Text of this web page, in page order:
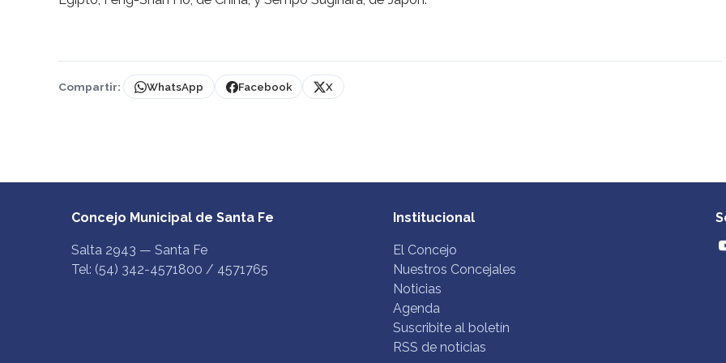
Compartir: WhatsApp Facebook X
Concejo Municipal de Santa Fe
Salta 2943 — Santa Fe
Tel: (54) 342-4571800 / 4571765
Institucional
El Concejo
Nuestros Concejales
Noticias
Agenda
Suscribite al boletín
RSS de noticias